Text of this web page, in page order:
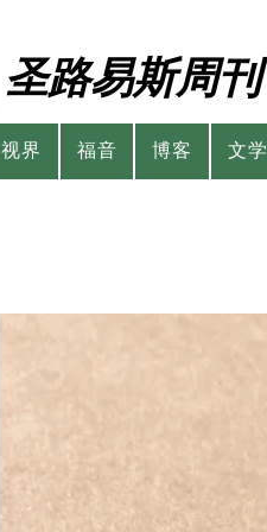
圣路易斯周刊
视界 福音 博客 文学